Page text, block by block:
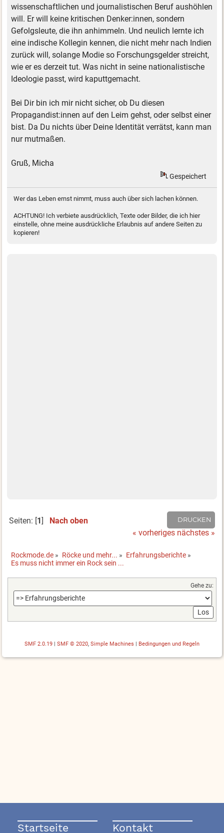
wissenschaftlichen und journalistischen Beruf aushöhlen
will. Er will keine kritischen Denker:innen, sondern
Gefolgsleute, die ihn anhimmeln. Und neulich lernte ich
eine indische Kollegin kennen, die nicht mehr nach Indien
zurück will, solange Modie so Forschungsgelder streicht,
wie er es derzeit tut. Was nicht in seine nationalistische
Ideologie passt, wird kaputtgemacht.
Bei Dir bin ich mir nicht sicher, ob Du diesen
Propagandist:innen auf den Leim gehst, oder selbst einer
bist. Da Du nichts über Deine Identität verrätst, kann man
nur mutmaßen.
Gruß, Micha
Gespeichert
Wer das Leben ernst nimmt, muss auch über sich lachen können.
ACHTUNG! Ich verbiete ausdrücklich, Texte oder Bilder, die ich hier
einstelle, ohne meine ausdrückliche Erlaubnis auf andere Seiten zu
kopieren!
DRUCKEN
Seiten: [1] Nach oben
« vorheriges nächstes »
Rockmode.de » Röcke und mehr... » Erfahrungsberichte »
Es muss nicht immer ein Rock sein ...
Gehe zu:
SMF 2.0.19 SMF © 2020, Simple Machines Bedingungen und Regeln
Startseite Kontakt